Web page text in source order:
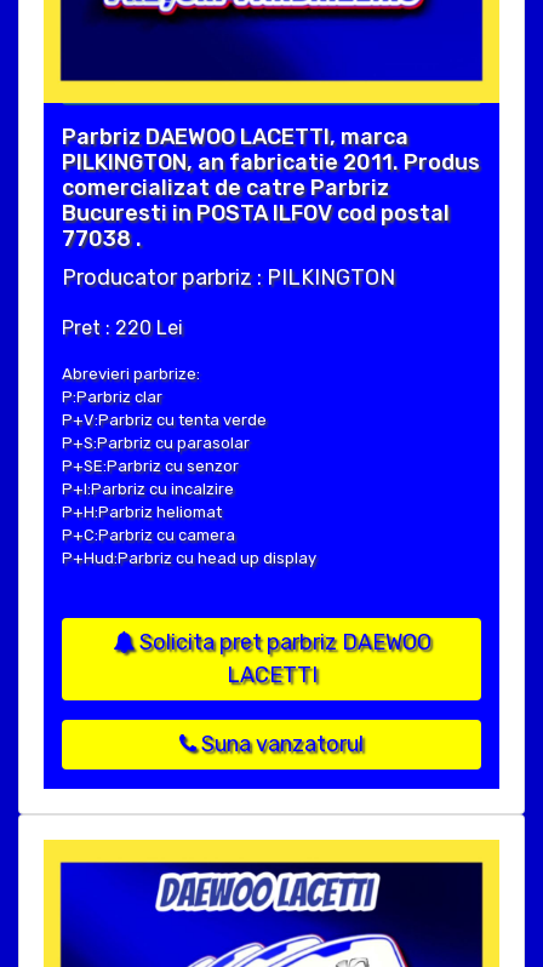
Parbriz DAEWOO LACETTI, marca
PILKINGTON, an fabricatie 2011. Produs
comercializat de catre Parbriz
Bucuresti in POSTA ILFOV cod postal
77038 .
Producator parbriz : PILKINGTON
Pret : 220 Lei
Abrevieri parbrize:
P:Parbriz clar
P+V:Parbriz cu tenta verde
P+S:Parbriz cu parasolar
P+SE:Parbriz cu senzor
P+I:Parbriz cu incalzire
P+H:Parbriz heliomat
P+C:Parbriz cu camera
P+Hud:Parbriz cu head up display
Solicita pret parbriz DAEWOO
LACETTI
Suna vanzatorul